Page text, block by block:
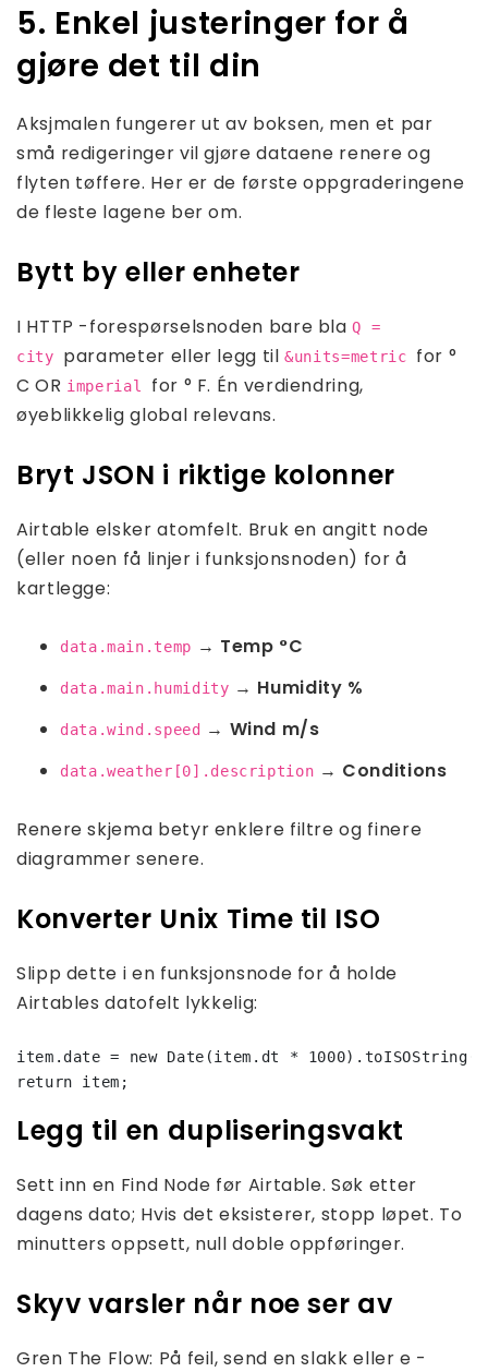
5. Enkel justeringer for å
gjøre det til din
Aksjmalen fungerer ut av boksen, men et par
små redigeringer vil gjøre dataene renere og
flyten tøffere. Her er de første oppgraderingene
de fleste lagene ber om.
Bytt by eller enheter
I HTTP -forespørselsnoden bare blaQ =
city parameter eller legg til&units=metric for °
C OR imperial for ° F. Én verdiendring,
øyeblikkelig global relevans.
Bryt JSON i riktige kolonner
Airtable elsker atomfelt. Bruk en angitt node
(eller noen få linjer i funksjonsnoden) for å
kartlegge:
data.main.temp → Temp °C
data.main.humidity → Humidity %
data.wind.speed → Wind m/s
data.weather[0].description → Conditions
Renere skjema betyr enklere filtre og finere
diagrammer senere.
Konverter Unix Time til ISO
Slipp dette i en funksjonsnode for å holde
Airtables datofelt lykkelig:
item.date = new Date(item.dt *
return item;
Legg til en dupliseringsvakt
Sett inn en Find Node før Airtable. Søk etter
dagens dato; Hvis det eksisterer, stopp løpet. To
minutters oppsett, null doble oppføringer.
Skyv varsler når noe ser av
Gren The Flow: På feil, send en slakk eller e -